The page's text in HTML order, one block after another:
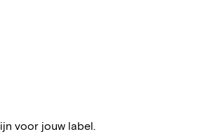
voor jouw label.